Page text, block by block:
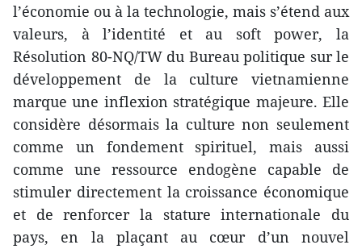
l’économie ou à la technologie, mais s’étend aux
valeurs, à l’identité et au soft power, la
Résolution 80-NQ/TW du Bureau politique sur le
développement de la culture vietnamienne
marque une inflexion stratégique majeure. Elle
considère désormais la culture non seulement
comme un fondement spirituel, mais aussi
comme une ressource endogène capable de
stimuler directement la croissance économique
et de renforcer la stature internationale du
pays, en la plaçant au cœur d’un nouvel